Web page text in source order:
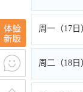
周一（17日
周二（18日